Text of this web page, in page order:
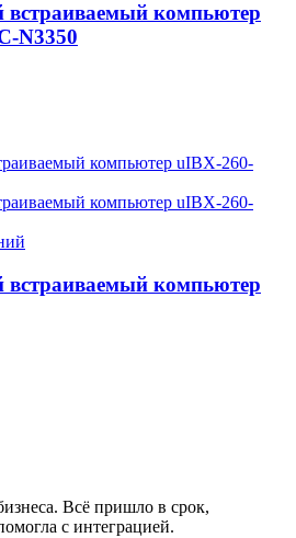
компьютер
N3350
компьютер
Всё пришло в срок,
с интеграцией.